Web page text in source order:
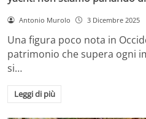
Antonio Murolo 3 Dicembre 2025
Una figura poco nota in
patrimonio che supera ogni
si…
Leggi di più